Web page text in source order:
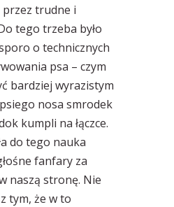
przez trudne i
tego trzeba było
o technicznych
psa – czym
bardziej wyrazistym
nosa smrodek
kumpli na łączce.
do tego nauka
fanfary za
naszą stronę. Nie
tym, że w to